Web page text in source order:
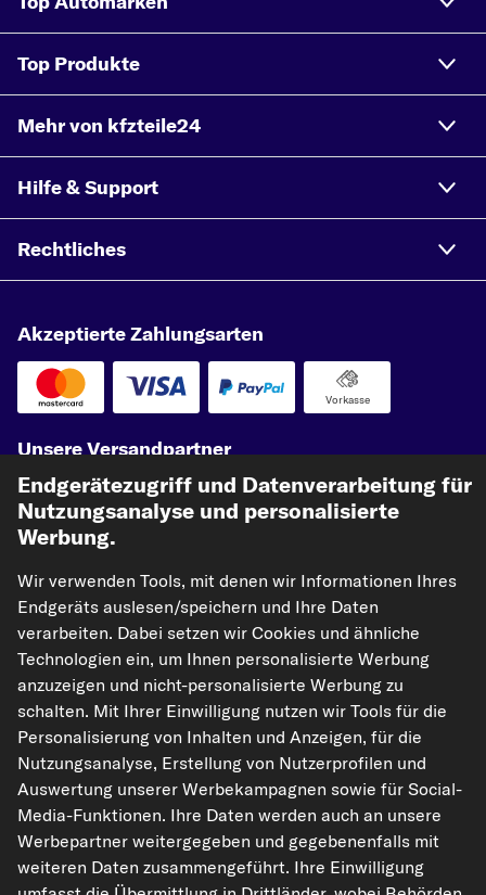
Top Produkte
Mehr von kfzteile24
Hilfe & Support
Rechtliches
Akzeptierte Zahlungsarten
Vorkasse
Unsere Versandpartner
kfzteile24.de carpardoo.nl
carpardoo.fr
carpardoo.dk
Die hier dargestellten Daten, insbesondere die gesamte Datenbank, dürfen
nicht vervielfältigt werden. Die Vervielfältigung und Verbreitung der Daten und
der Datenbank ohne vorherige Einwilligung von TecAlliance und/oder die
Einbeziehung Dritter in solche Aktivitäten ist streng verboten. Jegliche
unautorisierte Nutzung von Inhalten stellt eine Verletzung des Urheberrechts
dar und kann rechtliche Schritte nach sich ziehen.
Endgerätezugriff und Datenverarbeitung für
Nutzungsanalyse und personalisierte
Werbung.
Wir verwenden Tools, mit denen wir Informationen Ihres
Endgeräts auslesen/speichern und Ihre Daten
verarbeiten. Dabei setzen wir Cookies und ähnliche
Technologien ein, um Ihnen personalisierte Werbung
anzuzeigen und nicht-personalisierte Werbung zu
schalten. Mit Ihrer Einwilligung nutzen wir Tools für die
Personalisierung von Inhalten und Anzeigen, für die
Nutzungsanalyse, Erstellung von Nutzerprofilen und
Auswertung unserer Werbekampagnen sowie für Social-
Media-Funktionen. Ihre Daten werden auch an unsere
Werbepartner weitergegeben und gegebenenfalls mit
weiteren Daten zusammengeführt. Ihre Einwilligung